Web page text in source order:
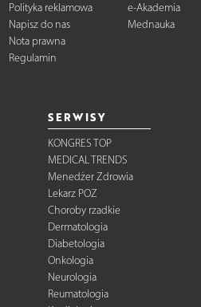
Polityka reklamowa
Napisz do nas
Nota prawna
Regulamin
e-Akademia
Mednauka
SERWISY
KONGRES TOP
MEDICAL TRENDS
Menedżer Zdrowia
Lekarz POZ
Choroby rzadkie
Dermatologia
Diabetologia
Onkologia
Neurologia
Reumatologia